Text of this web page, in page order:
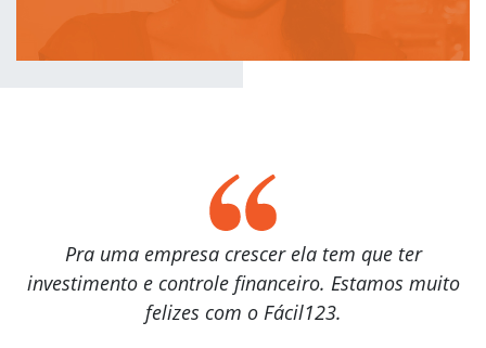
Pra uma empresa crescer ela tem que ter
investimento e controle financeiro. Estamos muito
felizes com o Fácil123.